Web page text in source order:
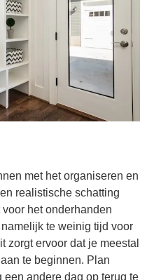
met het organiseren en
realistische schatting
het onderhanden
te weinig tijd voor
zorgt ervoor dat je meestal
te beginnen. Plan
een andere dag op terug te